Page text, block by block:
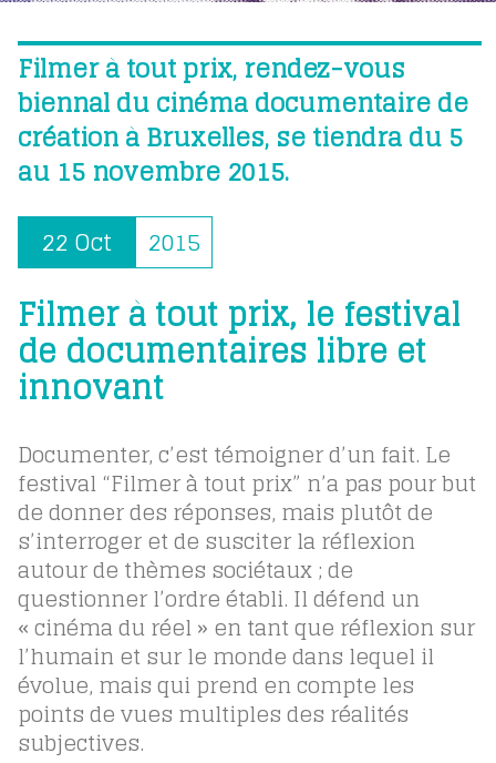
Filmer à tout prix, rendez-vous
biennal du cinéma documentaire de
création à Bruxelles, se tiendra du 5
au 15 novembre 2015.
22 Oct 2015
Filmer à tout prix, le festival
de documentaires libre et
innovant
Documenter, c’est témoigner d’un fait. Le
festival “Filmer à tout prix” n’a pas pour but
de donner des réponses, mais plutôt de
s’interroger et de susciter la réflexion
autour de thèmes sociétaux ; de
questionner l’ordre établi. Il défend un
« cinéma du réel » en tant que réflexion sur
l’humain et sur le monde dans lequel il
évolue, mais qui prend en compte les
points de vues multiples des réalités
subjectives.